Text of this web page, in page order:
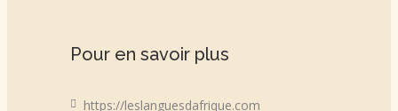
Pour en savoir plus
https://leslanguesdafrique.com